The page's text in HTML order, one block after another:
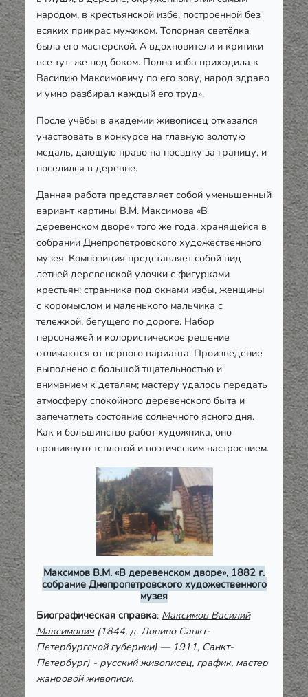
народом, в крестьянской избе, построенной без
всяких прикрас мужиком. Топорная светёлка
была его мастерской. А вдохновители и критики
все тут же под боком. Полна изба приходила к
Василию Максимовичу по его зову, народ здраво
и умно разбирал каждый его труд».
После учёбы в академии живописец отказался
участвовать в конкурсе на главную золотую
медаль, дающую право на поездку за границу, и
поселился в деревне.
Данная работа представляет собой уменьшенный
вариант картины В.М. Максимова «В
деревенском дворе» того же года, хранящейся в
собрании Днепропетровского художественного
музея. Композиция представляет собой вид
летней деревенской улочки с фигурками
крестьян: странника под окнами избы, женщины
с коромыслом и маленького мальчика с
тележкой, бегущего по дороге. Набор
персонажей и колористическое решение
отличаются от первого варианта. Произведение
выполнено с большой тщательностью и
вниманием к деталям; мастеру удалось передать
атмосферу спокойного деревенского быта и
запечатлеть состояние солнечного ясного дня.
Как и большинство работ художника, оно
проникнуто теплотой и поэтическим настроением.
Максимов В.М. «В деревенском дворе», 1882 г.
собрание Днепропетровского художественного
музея
Биографическая справка: Максимов Василий
Максимович(1844, д. Лопино Санкт-
Петербургской губернии) — 1911, Санкт-
Петербург) - русский живописец, график, мастер
жанровой живописи.